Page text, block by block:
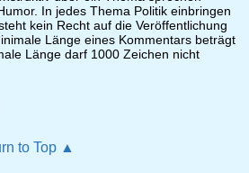
In jedes Thema Politik einbringen
kein Recht auf die Veröffentlichung
Länge eines Kommentars beträgt
Länge darf 1000 Zeichen nicht
to Top ▲